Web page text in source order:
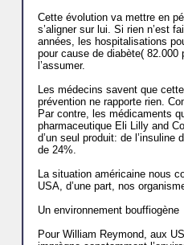
Cette évolution va mettre en
s’aligner sur lui. Si rien n’est
années, les hospitalisations
pour cause de diabète(
l’assumer.
Les médecins savent que
prévention ne rapporte rien.
Par contre, les médicaments
pharmaceutique Eli Lilly and
d’un seul produit: de
de 24%.
La situation américaine nous
USA, d’une part, nos
Un environnement bouffiogène
Pour William Reymond, aux